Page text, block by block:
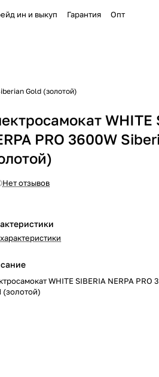
ин и выкуп Гарантия Опт
Gold (золотой)
WHITE
PRO 3600W
Нет отзывов
WHITE SIBERIA NERPA PRO
(золотой)